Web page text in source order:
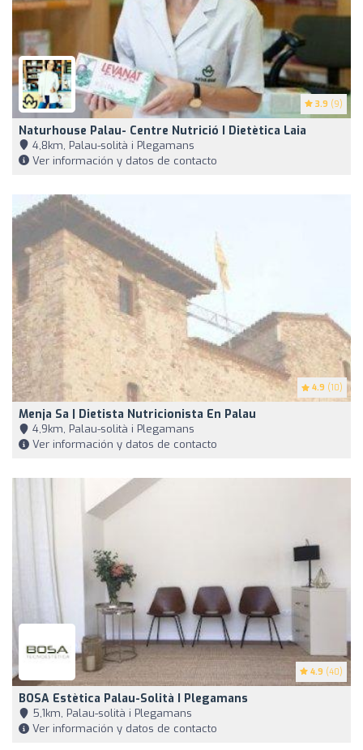
3.9 (9)
Naturhouse Palau- Centre Nutrició I Dietètica Laia
4,8km, Palau-solità i Plegamans
Ver información y datos de contacto
4.9 (10)
Menja Sa | Dietista Nutricionista En Palau
4,9km, Palau-solità i Plegamans
Ver información y datos de contacto
4.9 (40)
BOSA Estètica Palau-Solità I Plegamans
5,1km, Palau-solità i Plegamans
Ver información y datos de contacto